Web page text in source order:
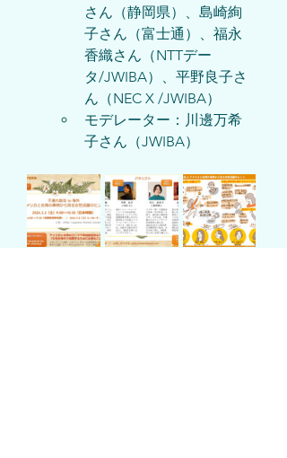
さん（静岡県）、島崎絢
子さん（富士通）、福永
香織さん（NTTデー
タ/JWIBA）、平野良子さ
ん（NEC X /JWIBA）
モデレーター：川邊万希
子さん（JWIBA）